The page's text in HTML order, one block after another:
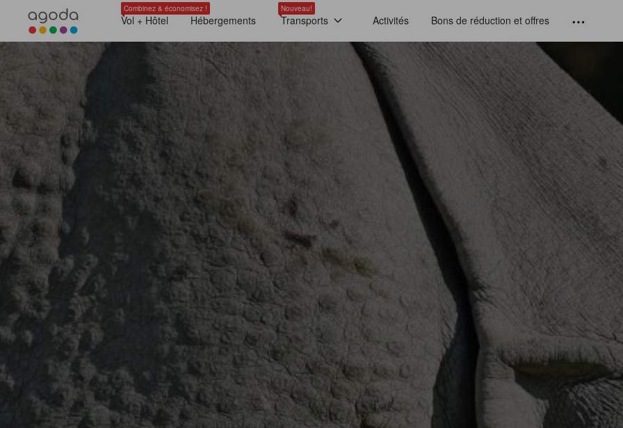
Combinez & économisez !
Vol + Hôtel Hébergements
Nouveau!
Transports Activités Bons de réduction et offres